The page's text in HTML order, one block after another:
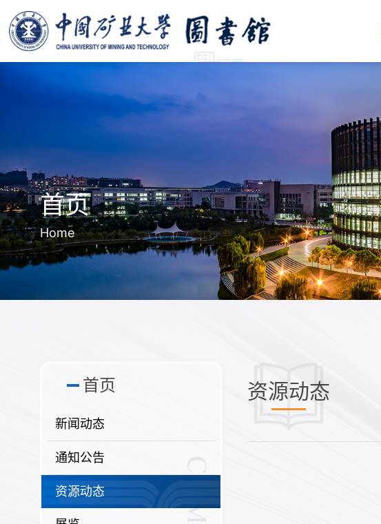
首页
Home
首页
新闻动态
通知公告
资源动态
资源动态